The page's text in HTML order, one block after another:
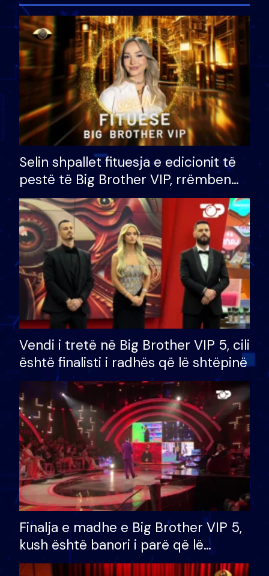
Selin shpallet fituesja e edicionit të
pestë të Big Brother VIP, rrëmben
çmimin e madh prej 100 mijë eurosh
Vendi i tretë në Big Brother VIP 5, cili
është finalisti i radhës që lë shtëpinë
Finalja e madhe e Big Brother VIP 5,
kush është banori i parë që lë
shtëpinë dhe humb mundësinë për